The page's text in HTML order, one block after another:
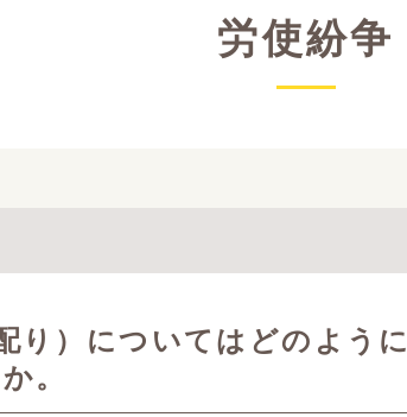
労使紛争
）についてはどのように
。